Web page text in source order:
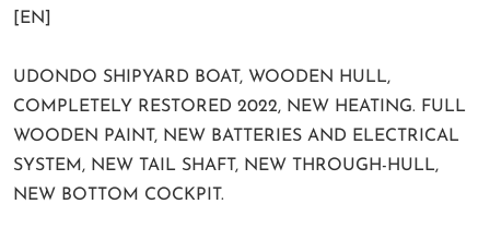
[EN]
UDONDO SHIPYARD BOAT, WOODEN HULL,
COMPLETELY RESTORED 2022, NEW HEATING. FULL
WOODEN PAINT, NEW BATTERIES AND ELECTRICAL
SYSTEM, NEW TAIL SHAFT, NEW THROUGH-HULL,
NEW BOTTOM COCKPIT.